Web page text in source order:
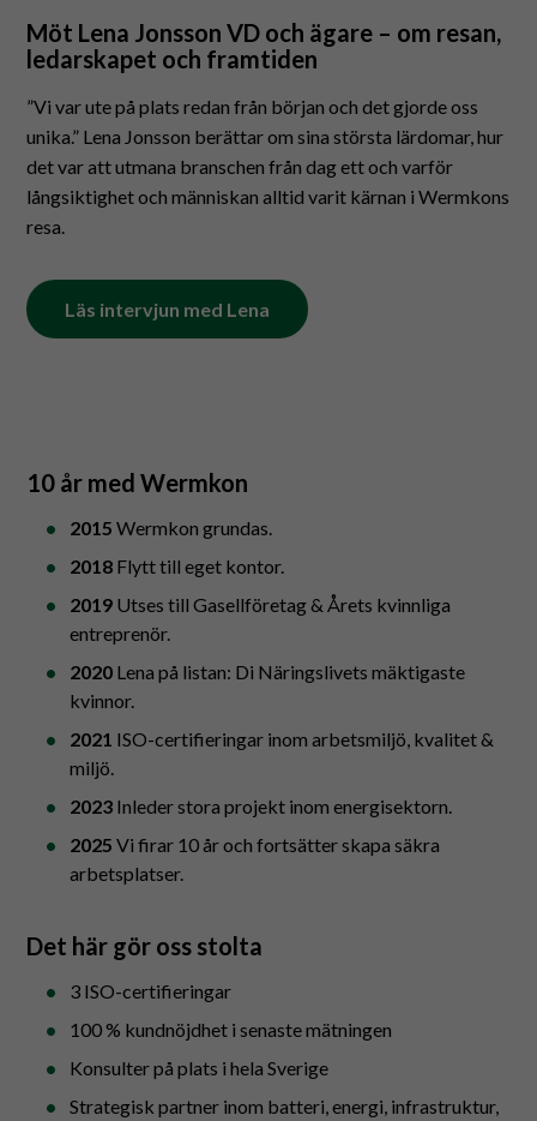
Möt Lena Jonsson VD och ägare – om resan,
ledarskapet och framtiden
”Vi var ute på plats redan från början och det gjorde oss
unika.” Lena Jonsson berättar om sina största lärdomar, hur
det var att utmana branschen från dag ett och varför
långsiktighet och människan alltid varit kärnan i Wermkons
resa.
Läs intervjun med Lena
10 år med Wermkon
2015 Wermkon grundas.
2018 Flytt till eget kontor.
2019 Utses till Gasellföretag & Årets kvinnliga
entreprenör.
2020 Lena på listan: Di Näringslivets mäktigaste
kvinnor.
2021 ISO-certifieringar inom arbetsmiljö, kvalitet &
miljö.
2023 Inleder stora projekt inom energisektorn.
2025 Vi firar 10 år och fortsätter skapa säkra
arbetsplatser.
Det här gör oss stolta
3 ISO-certifieringar
100 % kundnöjdhet i senaste mätningen
Konsulter på plats i hela Sverige
Strategisk partner inom batteri, energi, infrastruktur,